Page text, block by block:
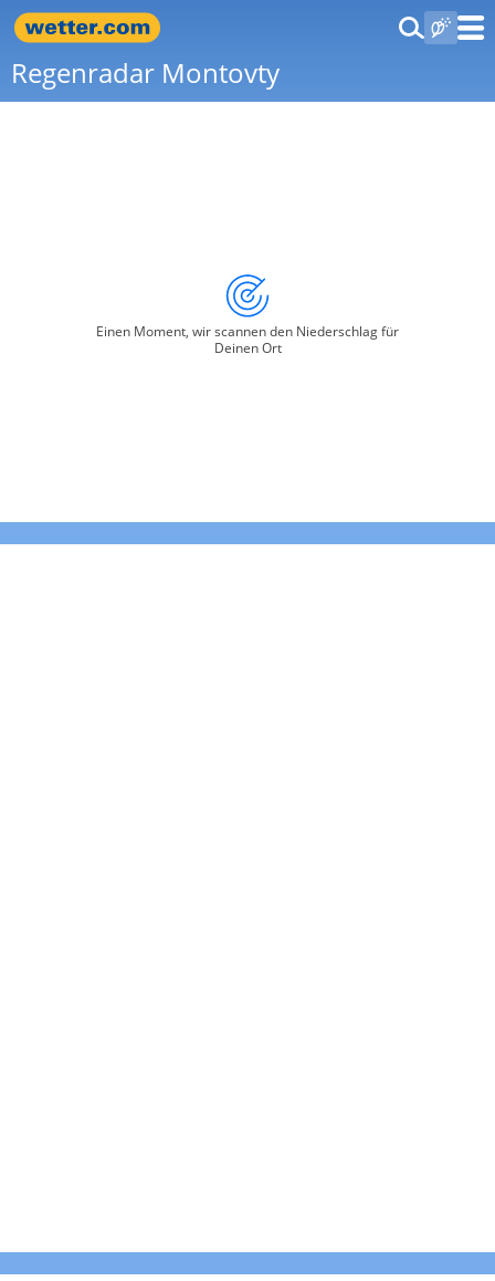
Regenradar Montovty
Einen Moment, wir scannen den Niederschlag für
Deinen Ort